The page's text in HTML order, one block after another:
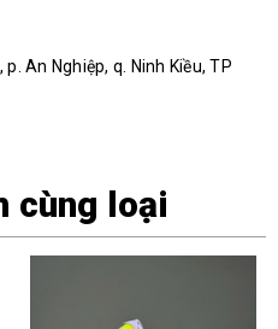
An Nghiệp, q. Ninh Kiều, TP
cùng loại